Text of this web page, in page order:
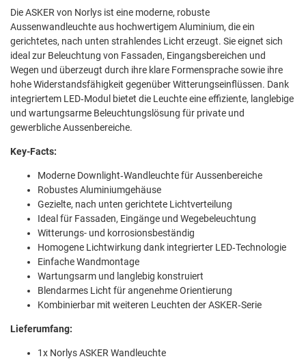
Die ASKER von Norlys ist eine moderne, robuste
Aussenwandleuchte aus hochwertigem Aluminium, die ein
gerichtetes, nach unten strahlendes Licht erzeugt. Sie eignet sich
ideal zur Beleuchtung von Fassaden, Eingangsbereichen und
Wegen und überzeugt durch ihre klare Formensprache sowie ihre
hohe Widerstandsfähigkeit gegenüber Witterungseinflüssen. Dank
integriertem LED‑Modul bietet die Leuchte eine effiziente, langlebige
und wartungsarme Beleuchtungslösung für private und
gewerbliche Aussenbereiche.
Key-Facts:
Moderne Downlight‑Wandleuchte für Aussenbereiche
Robustes Aluminiumgehäuse
Gezielte, nach unten gerichtete Lichtverteilung
Ideal für Fassaden, Eingänge und Wegebeleuchtung
Witterungs- und korrosionsbeständig
Homogene Lichtwirkung dank integrierter LED‑Technologie
Einfache Wandmontage
Wartungsarm und langlebig konstruiert
Blendarmes Licht für angenehme Orientierung
Kombinierbar mit weiteren Leuchten der ASKER‑Serie
Lieferumfang:
1x Norlys ASKER Wandleuchte